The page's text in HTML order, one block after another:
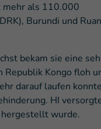
mehr als 110.000
Burundi und
bekam sie eine
Kongo floh
darauf laufen
HI
wurde.